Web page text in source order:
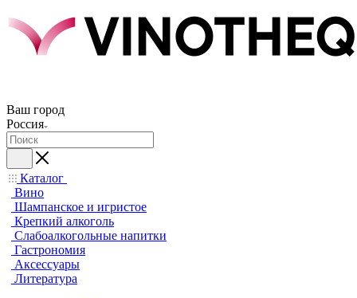
Ваш город
Россия
Каталог
Вино
Шампанское и игристое
Крепкий алкоголь
Слабоалкогольные напитки
Гастрономия
Аксессуары
Литература